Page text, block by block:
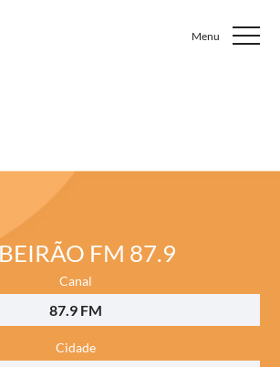
FM 87.9
Canal
87.9 FM
Cidade